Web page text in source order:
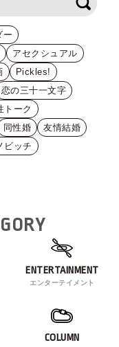
ー
アセクシュアル
Pickles!
恋の三十一文字
トーク
同性婚
友情結婚
ビッチ
ENTERTAINMENT
エンターテイメント
COLUMN